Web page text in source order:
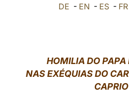
DE - EN - ES - FR
HOMILIA DO PAPA
NAS EXÉQUIAS DO
CAPRIO